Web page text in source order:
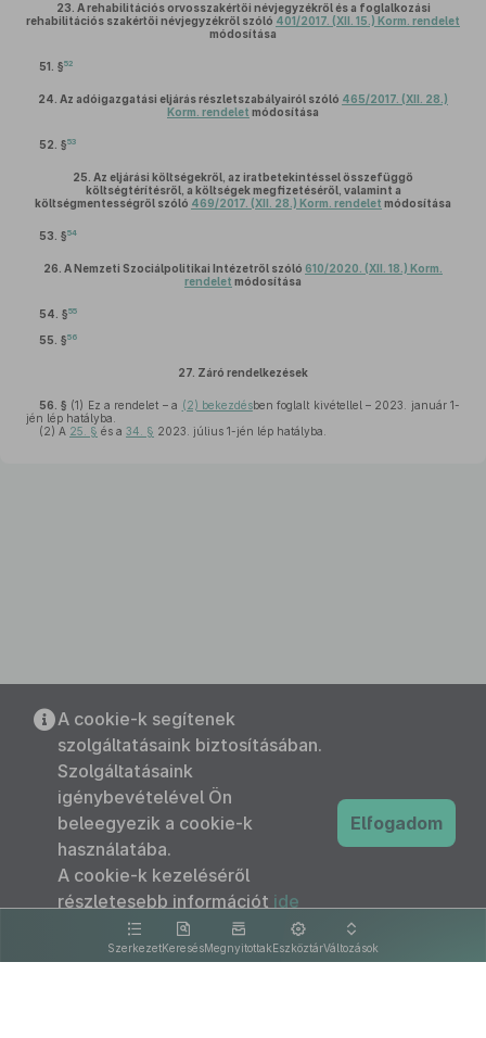
23. A rehabilitációs orvosszakértői névjegyzékről és a foglalkozási
rehabilitációs szakértői névjegyzékről szóló 401/2017. (XII. 15.) Korm. rendelet
módosítása
51. §52
24. Az adóigazgatási eljárás részletszabályairól szóló 465/2017. (XII. 28.)
Korm. rendelet módosítása
52. §53
25. Az eljárási költségekről, az iratbetekintéssel összefüggő
költségtérítésről, a költségek megfizetéséről, valamint a
költségmentességről szóló 469/2017. (XII. 28.) Korm. rendelet módosítása
53. §54
26. A Nemzeti Szociálpolitikai Intézetről szóló 610/2020. (XII. 18.) Korm.
rendelet módosítása
54. §55
55. §56
27. Záró rendelkezések
56. § (1) Ez a rendelet – a (2) bekezdésben foglalt kivétellel – 2023. január 1-
jén lép hatályba.
(2) A 25. § és a 34. § 2023. július 1-jén lép hatályba.
SzerkezetKeresésMegnyitottakEszköztárVáltozások
A cookie-k segítenek
szolgáltatásaink biztosításában.
Szolgáltatásaink
igénybevételével Ön
beleegyezik a cookie-k
használatába.
A cookie-k kezeléséről
részletesebb információt ide
kattintva olvashat.
Elfogadom